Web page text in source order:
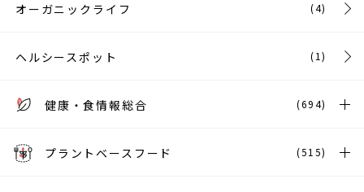
オーガニックライフ (4)
ヘルシースポット (1)
健康・食情報総合 (694)
プラントベースフード (515)